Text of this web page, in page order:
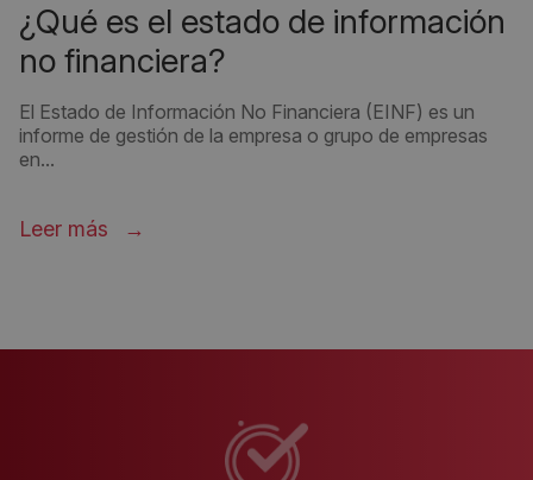
¿qué es el estado de información
no financiera?
El Estado de Información No Financiera (EINF) es un
informe de gestión de la empresa o grupo de empresas
en...
Leer más